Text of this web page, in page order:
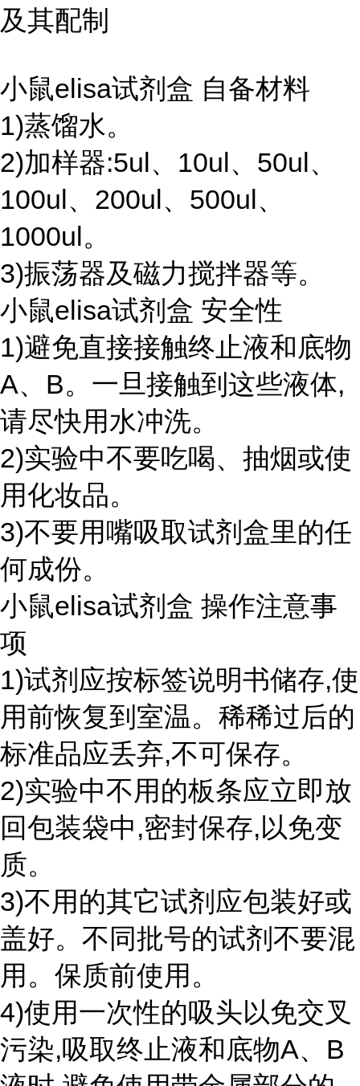
及其配制
小鼠elisa试剂盒 自备材料
1)蒸馏水。
2)加样器:5ul、10ul、50ul、
100ul、200ul、500ul、
1000ul。
3)振荡器及磁力搅拌器等。
小鼠elisa试剂盒 安全性
1)避免直接接触终止液和底物
A、B。一旦接触到这些液体,
请尽快用水冲洗。
2)实验中不要吃喝、抽烟或使
用化妆品。
3)不要用嘴吸取试剂盒里的任
何成份。
小鼠elisa试剂盒 操作注意事
项
1)试剂应按标签说明书储存,使
用前恢复到室温。稀稀过后的
标准品应丢弃,不可保存。
2)实验中不用的板条应立即放
回包装袋中,密封保存,以免变
质。
3)不用的其它试剂应包装好或
盖好。不同批号的试剂不要混
用。保质前使用。
4)使用一次性的吸头以免交叉
污染,吸取终止液和底物A、B